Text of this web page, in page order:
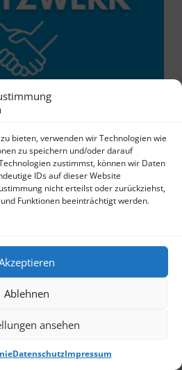
bieten, verwenden wir Technologien wie
zu speichern und/oder darauf
zustimmst, können wir Daten
IDs auf dieser Website
nicht erteilst oder zurückziehst,
Funktionen beeinträchtigt werden.
Ablehnen
ansehen
DatenschutzImpressum
Die SKion Water GmbH
Technologie- und
im Bereich